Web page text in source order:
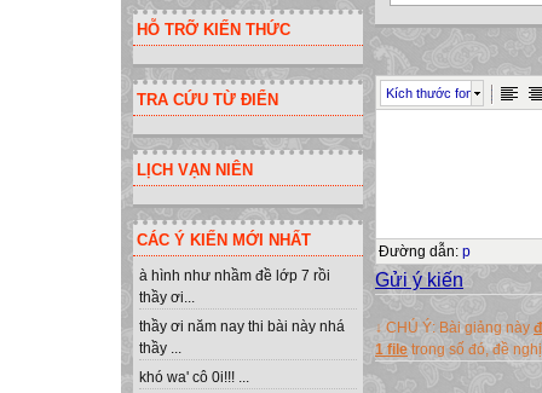
HỖ TRỠ KIẾN THỨC
TRA CỨU TỪ ĐIỂN
LỊCH VẠN NIÊN
CÁC Ý KIẾN MỚI NHẤT
à hình như nhầm đề lớp 7 rồi
thầy ơi...
thầy ơi năm nay thi bài này nhá
thầy ...
khó wa' cô 0i!!! ...
- Which planet is
- Do you know
water
mountains
gas
little creatures
minerals
Kích thước font
Đường dẫn: p
Gửi ý kiến
↓ CHÚ Ý: Bài giảng này
1 file trong số đó, đề